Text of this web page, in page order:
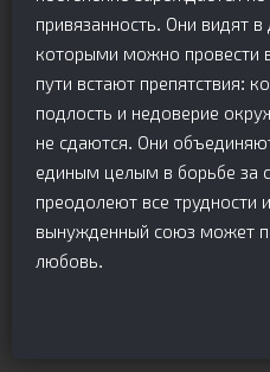
привязанность. Они видят
которыми можно провести
пути встают препятствия:
подлость и недоверие
не сдаются. Они
единым целым в борьбе за
преодолеют все
вынужденный союз может
любовь.